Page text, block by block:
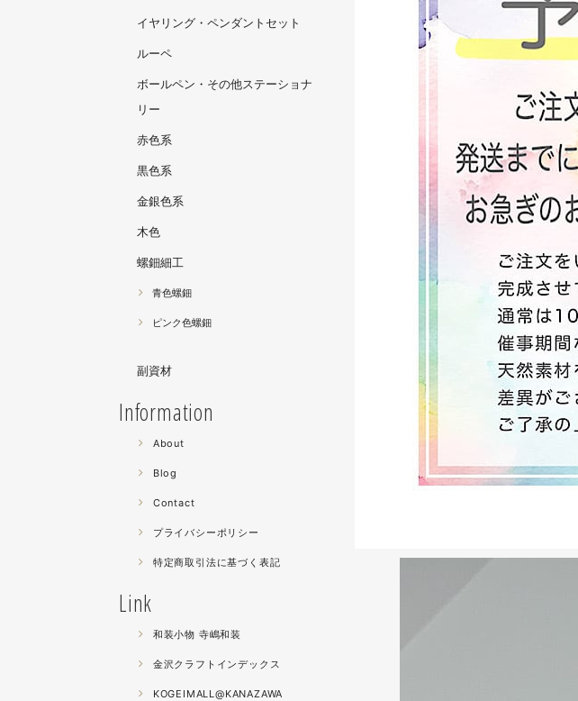
イヤリング・ペンダントセット
ルーペ
ボールペン・その他ステーショナ
リー
赤色系
黒色系
金銀色系
木色
螺鈿細工
青色螺鈿
ピンク色螺鈿
副資材
Information
About
Blog
Contact
プライバシーポリシー
特定商取引法に基づく表記
Link
和装小物 寺嶋和装
金沢クラフトインデックス
KOGEIMALL@KANAZAWA